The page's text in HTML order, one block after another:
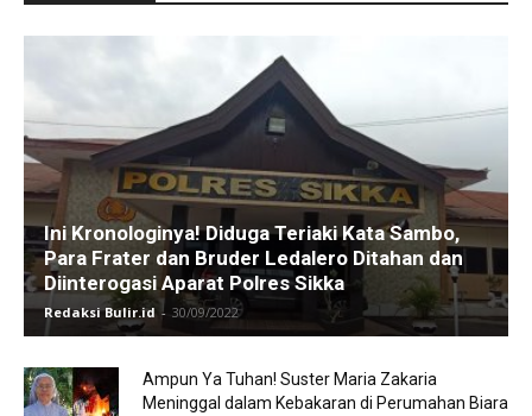
Ini Kronologinya! Diduga Teriaki Kata Sambo,
Para Frater dan Bruder Ledalero Ditahan dan
Diinterogasi Aparat Polres Sikka
Redaksi Bulir.id - 30/09/2022
Ampun Ya Tuhan! Suster Maria Zakaria
Meninggal dalam Kebakaran di Perumahan Biara